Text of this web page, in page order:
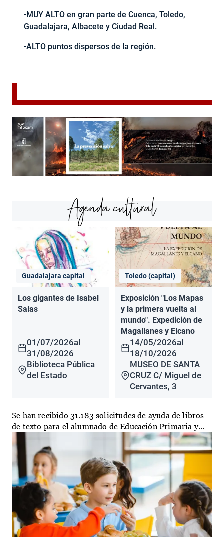
-MUY ALTO en gran parte de Cuenca, Toledo,
Guadalajara, Albacete y Ciudad Real.
-ALTO puntos dispersos de la región.
Agenda cultural
Guadalajara capital
Los gigantes de Isabel
Salas
01/07/2026al
31/08/2026
Biblioteca Pública
del Estado
Toledo (capital)
Exposición "Los Mapas
y la primera vuelta al
mundo". Expedición de
Magallanes y Elcano
14/05/2026al
18/10/2026
MUSEO DE SANTA
CRUZ C/ Miguel de
Cervantes, 3
Se han recibido 31.183 solicitudes de ayuda de libros
de texto para el alumnado de Educación Primaria y...